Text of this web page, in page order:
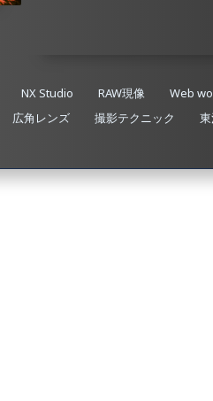
NX Studio RAW現像 Web
広角レンズ 撮影テクニック